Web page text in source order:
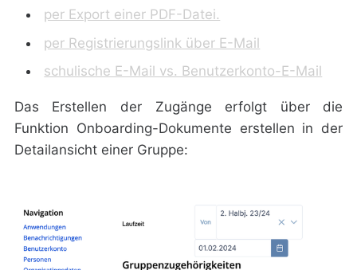
per Export einer PDF-Datei.
per Registrierungslink über E-Mail
schulische E-Mail vs. Benutzerkonto-E-Mail
Das Erstellen der Zugänge erfolgt über die
Funktion Onboarding-Dokumente erstellen in der
Detailansicht einer Gruppe: